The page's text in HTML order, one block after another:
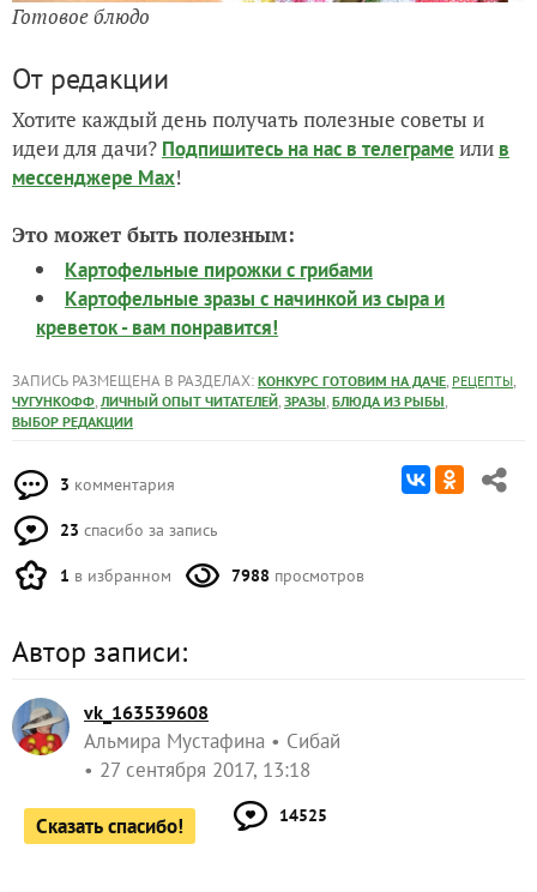
Готовое блюдо
От редакции
Хотите каждый день получать полезные советы и
идеи для дачи? Подпишитесь на нас в телеграме или в
мессенджере Max!
Это может быть полезным:
Картофельные пирожки с грибами
Картофельные зразы с начинкой из сыра и
креветок - вам понравится!
ЗАПИСЬ РАЗМЕЩЕНА В РАЗДЕЛАХ: КОНКУРС ГОТОВИМ НА ДАЧЕ, РЕЦЕПТЫ,
ЧУГУНКОФФ, ЛИЧНЫЙ ОПЫТ ЧИТАТЕЛЕЙ, ЗРАЗЫ, БЛЮДА ИЗ РЫБЫ,
ВЫБОР РЕДАКЦИИ
3 комментария
23 спасибо за запись
1 в избранном 7988 просмотров
Автор записи:
vk_163539608
Альмира Мустафина
Сибай
27 сентября 2017, 13:18
Сказать спасибо! 14525